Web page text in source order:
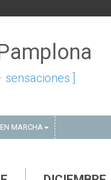
sensaciones ]
MARCHA